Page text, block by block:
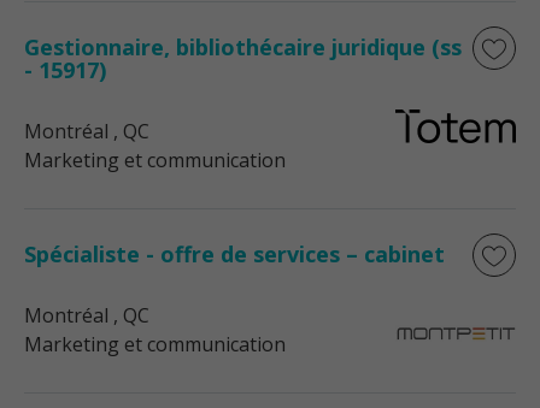
Gestionnaire, bibliothécaire juridique (ss
- 15917)
Montréal , QC
Marketing et communication
Spécialiste - offre de services – cabinet
Montréal , QC
Marketing et communication